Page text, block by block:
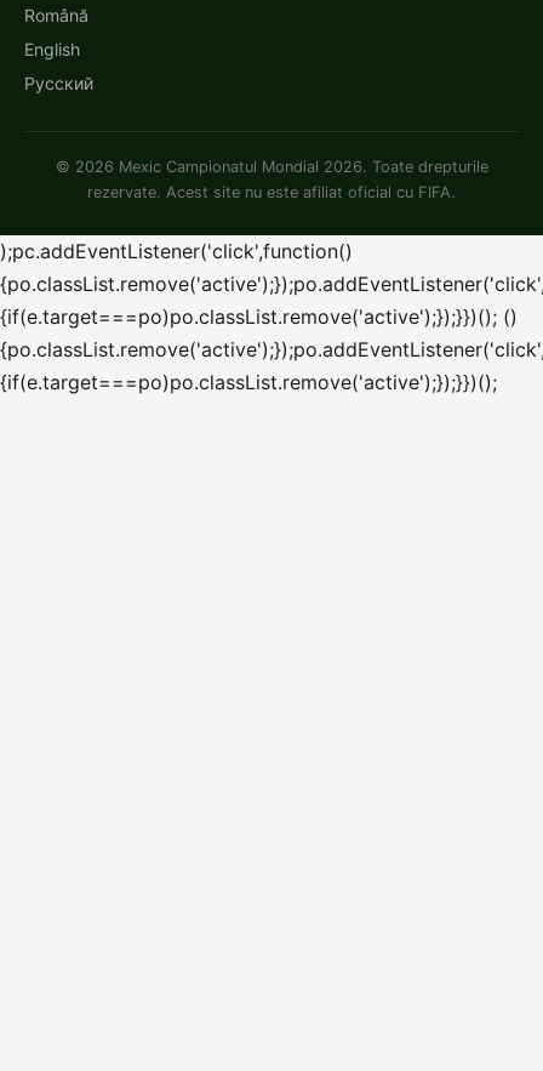
Română
English
Русский
© 2026 Mexic Campionatul Mondial 2026. Toate drepturile
rezervate. Acest site nu este afiliat oficial cu FIFA.
);pc.addEventListener('click',function()
{if(e.target===po)po.classList.remove('active');});}})(); ()
{if(e.target===po)po.classList.remove('active');});}})();